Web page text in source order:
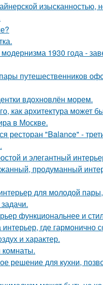
изысканностью,
1930 года -
путешественников
вдохновлён морем.
как архитектура может
в Москве.
ресторан "Balance" -
и элегантный
продуманный
для молодой пары,
функциональнее и
где гармонично
и характер.
решение для кухни,